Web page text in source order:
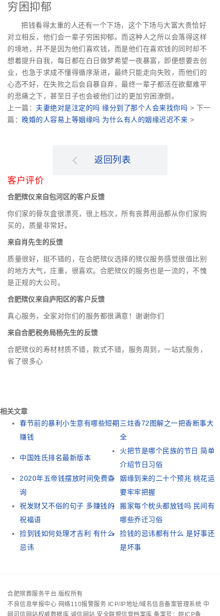
穷困抑郁
把钱看得太重的人还有一个下场，这个下场与大富大贵恰好
对立相反，他们会一辈子穷困抑郁。而这种人之所以会落得这样
的境地，并不是因为他们喜欢钱，而是他们在喜欢钱的同时却不
想着提升自我，每日都在白日做梦希望一夜暴富，即便想要去创
业，也急于求成不懂得循序渐进，最终只能走向失败，而他们的
心态不好，在失败之后会自暴自弃，最终一辈子都活在欲壑难平
的悲痛之下，甚至日子也会被他们过的更加穷困潦倒。
上一篇： 夫妻绝对是注定的吗 缘分到了那个人会来找你吗 > 下一
篇：
晚婚的人容易上等姻缘吗 为什么有人的姻缘迟迟不来 >
返回列表
客户评价
合肥殡仪来自包河区的客户反馈
你们家的骨灰盒很漂亮，很上档次，所有丧葬用品都从你们家购
买的，质量非常好。
来自肖先生的反馈
质量很好，挺不错的，在合肥殡仪选择的殡仪服务感觉很值比别
的地方大气，庄重，很喜欢。合肥殡仪的服务也是一流的，不愧
是正规的大公司。
合肥殡仪来自庐阳区的客户反馈
真心服务，全家对你们的服务都很满意！谢谢你们
来自合肥税务局杨先生的反馈
合肥殡仪的寿材材质不错，款式不错，服务周到，一站式服务，
省了很多心
相关文章
春节前的暴利小生意有哪些短期
赚钱
三炷香72图解之一把香断事大
全
中国姓氏排名最新版本
火把节是哪个民族的节日 简单
介绍节日习俗
2020年五帝钱摆放时间免费查
询
姻缘到来的二十个预兆 桃花运
要牢牢把握
祝发财又不俗的句子 多赚钱的
祝福语
搬家每个枕头都放钱吗 民间有
哪些乔迁习俗
捡到钱如何处理才吉利 有什么
忌讳
捡钱的忌讳都有什么 是好事还
是坏事
合肥殡葬服务平台 版权所有
不良信息举报中心 网络110报警服务 ICP/IP地址/域名信息备案管理系统 中